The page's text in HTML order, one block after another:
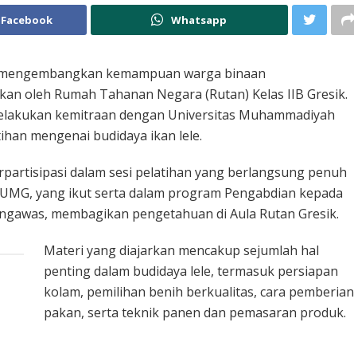
Whatsapp
kemampuan warga binaan
oleh Rumah Tahanan Negara (Rutan) Kelas IIB Gresik.
kemitraan dengan Universitas Muhammadiyah
mengenai budidaya ikan lele.
dalam sesi pelatihan yang berlangsung penuh
yang ikut serta dalam program Pengabdian kepada
membagikan pengetahuan di Aula Rutan Gresik.
Materi yang diajarkan mencakup sejumlah hal
penting dalam budidaya lele, termasuk persiapan
kolam, pemilihan benih berkualitas, cara pemberian
pakan, serta teknik panen dan pemasaran produk.